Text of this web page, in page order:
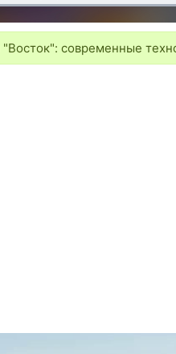
современные